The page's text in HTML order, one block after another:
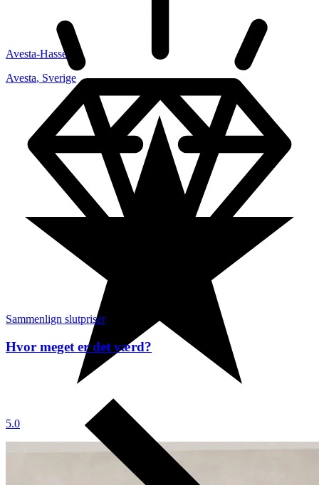
Avesta-Hasse
Avesta, Sverige
5.0
Sammenlign slutpriser
Hvor meget er det værd?